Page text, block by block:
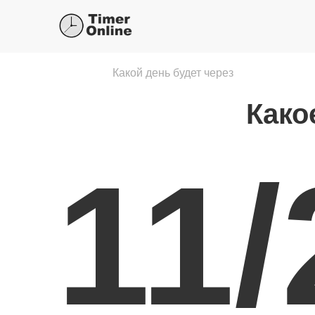
Какой день будет через